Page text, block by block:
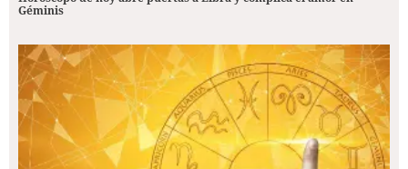
Géminis